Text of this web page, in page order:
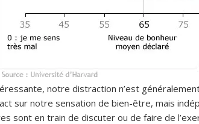
notre distraction n’est
sur notre sensation de bien-être, mais
sont en train de discuter ou de faire de